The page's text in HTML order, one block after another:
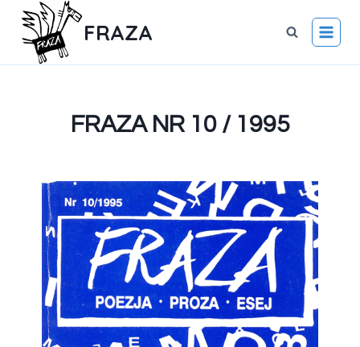
FRAZA
FRAZA NR 10 / 1995